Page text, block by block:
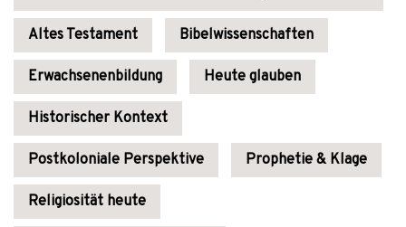
Altes Testament Bibelwissenschaften
Erwachsenenbildung Heute glauben
Historischer Kontext
Postkoloniale Perspektive Prophetie & Klage
Religiosität heute